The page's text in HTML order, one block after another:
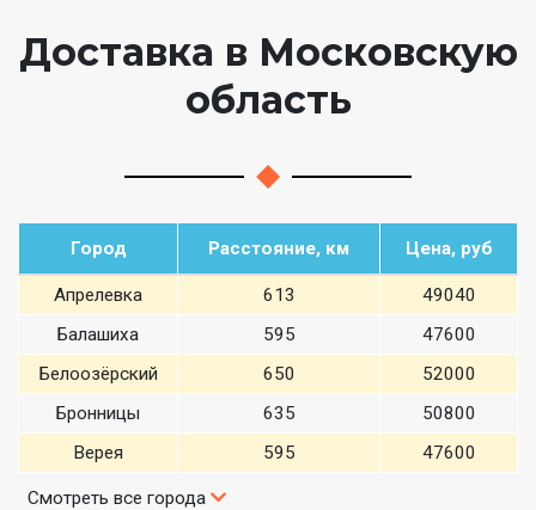
Доставка в Московскую
область
Город Расстояние, км Цена, руб
Апрелевка 613
49040
Балашиха
595
47600
Белоозёрский
650
52000
Бронницы
635
50800
Верея
595 47600
Смотреть все города